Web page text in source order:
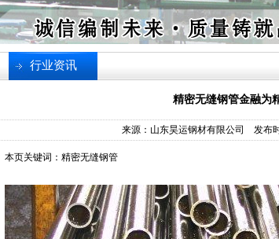
行业资讯
精密无缝钢管金融为
来源： 山东昊运钢材有限公司 发布
本页关键词：精密无缝钢管